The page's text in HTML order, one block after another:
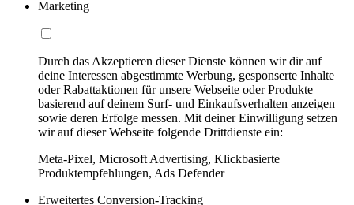
Marketing
Durch das Akzeptieren dieser Dienste können wir dir auf
deine Interessen abgestimmte Werbung, gesponserte Inhalte
oder Rabattaktionen für unsere Webseite oder Produkte
basierend auf deinem Surf- und Einkaufsverhalten anzeigen
sowie deren Erfolge messen. Mit deiner Einwilligung setzen
wir auf dieser Webseite folgende Drittdienste ein:
Meta-Pixel, Microsoft Advertising, Klickbasierte
Produktempfehlungen, Ads Defender
Erweitertes Conversion-Tracking